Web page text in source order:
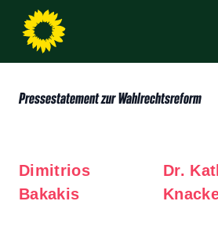
Pressestatement zur Wahlrechtsreform
Dimitrios
Bakakis
Dr.